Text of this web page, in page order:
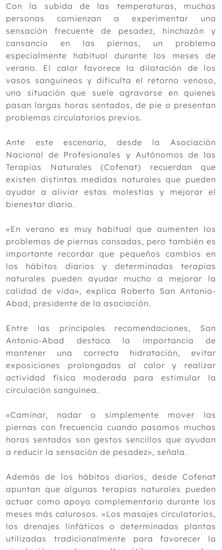
España debuta el lunes: la ayuda
invisible que busca evitar lesiones en
pleno Mundial
Eficacia comparativa de la acupresión
y la aromaterapia con eucalipto en la
gravedad del dolor de cabeza en
pacientes en hemodiálisis
Efecto del Pilates en osteoartritis de
rodilla
Remedios naturales para aliviar las
piernas hinchadas por el calor
Cofenat reclama al Gobierno la
tras el caso de Italia
Tratamiento manipulativo osteopático
en 564 niños con cardiopatía
congénita: Informe de un proyecto
¿Son buenas las grasas?
Tratamiento manipulativo osteopático:
Mayo
Abril
Marzo
Febrero
Enero
2025
2023
2022
2021
2020
2018
2017
2016
2015
2014
2013
2012
Con la subida de las temperaturas, muchas
personas comienzan a experimentar una
sensación frecuente de pesadez, hinchazón y
cansancio en las piernas, un problema
especialmente habitual durante los meses de
verano. El calor favorece la dilatación de los
vasos sanguíneos y dificulta el retorno venoso,
una situación que suele agravarse en quienes
pasan largas horas sentados, de pie o presentan
problemas circulatorios previos.
Ante este escenario, desde la Asociación
Nacional de Profesionales y Autónomos de las
Terapias Naturales (Cofenat) recuerdan que
existen distintas medidas naturales que pueden
ayudar a aliviar estas molestias y mejorar el
bienestar diario.
«En verano es muy habitual que aumenten los
problemas de piernas cansadas, pero también es
importante recordar que pequeños cambios en
los hábitos diarios y determinadas terapias
naturales pueden ayudar mucho a mejorar la
calidad de vida», explica Roberto San Antonio-
Abad, presidente de la asociación.
Entre las principales recomendaciones, San
Antonio-Abad destaca la importancia de
mantener una correcta hidratación, evitar
exposiciones prolongadas al calor y realizar
actividad física moderada para estimular la
circulación sanguínea.
«Caminar, nadar o simplemente mover las
piernas con frecuencia cuando pasamos muchas
horas sentados son gestos sencillos que ayudan
a reducir la sensación de pesadez», señala.
Además de los hábitos diarios, desde Cofenat
apuntan que algunas terapias naturales pueden
actuar como apoyo complementario durante los
meses más calurosos. «Los masajes circulatorios,
los drenajes linfáticos o determinadas plantas
utilizadas tradicionalmente para favorecer la